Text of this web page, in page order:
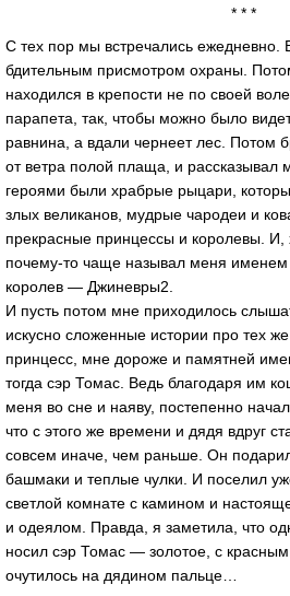
* * *
С тех пор мы встречались
бдительным присмотром охраны.
находился в крепости не по своей
парапета, так, чтобы можно было
равнина, а вдали чернеет лес. Потом
от ветра полой плаща, и рассказывал
героями были храбрые рыцари,
злых великанов, мудрые чародеи и
прекрасные принцессы и королевы.
почему-то чаще называл меня именем
королев — Джиневры2.
И пусть потом мне приходилось
искусно сложенные истории про тех
принцесс, мне дороже и памятней
тогда сэр Томас. Ведь благодаря им
меня во сне и наяву, постепенно
что с этого же времени и дядя вдруг
совсем иначе, чем раньше. Он
башмаки и теплые чулки. И поселил
светлой комнате с камином и
и одеялом. Правда, я заметила, что
носил сэр Томас — золотое, с
очутилось на дядином пальце…